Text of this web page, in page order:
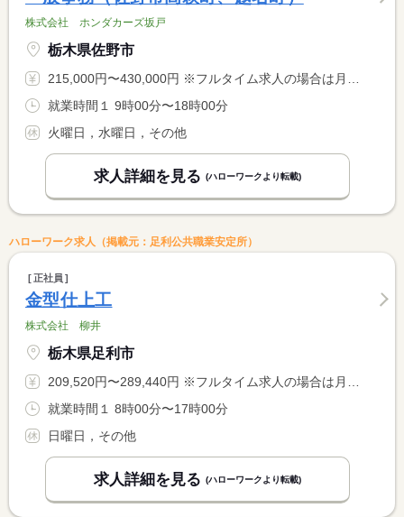
株式会社 ホンダカーズ坂戸
栃木県佐野市
215,000円〜430,000円 ※フルタイム求人の場合は月額（換算額）、パート求人の場合は時間額を表示しています。
就業時間１ 9時00分〜18時00分
火曜日，水曜日，その他
求人詳細を見る (ハローワークより転載)
ハローワーク求人（掲載元：足利公共職業安定所）
正社員
金型仕上工
株式会社 柳井
栃木県足利市
209,520円〜289,440円 ※フルタイム求人の場合は月額（換算額）、パート求人の場合は時間額を表示しています。
就業時間１ 8時00分〜17時00分
日曜日，その他
求人詳細を見る (ハローワークより転載)